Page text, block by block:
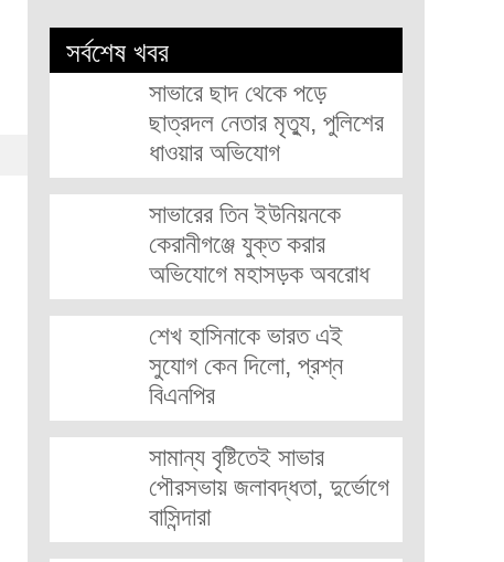
সর্বশেষ খবর
সাভারে ছাদ থেকে পড়ে
ছাত্রদল নেতার মৃত্যু, পুলিশের
ধাওয়ার অভিযোগ
সাভারের তিন ইউনিয়নকে
কেরানীগঞ্জে যুক্ত করার
অভিযোগে মহাসড়ক অবরোধ
শেখ হাসিনাকে ভারত এই
সুযোগ কেন দিলো, প্রশ্ন
বিএনপির
সামান্য বৃষ্টিতেই সাভার
পৌরসভায় জলাবদ্ধতা, দুর্ভোগে
বাসিন্দারা